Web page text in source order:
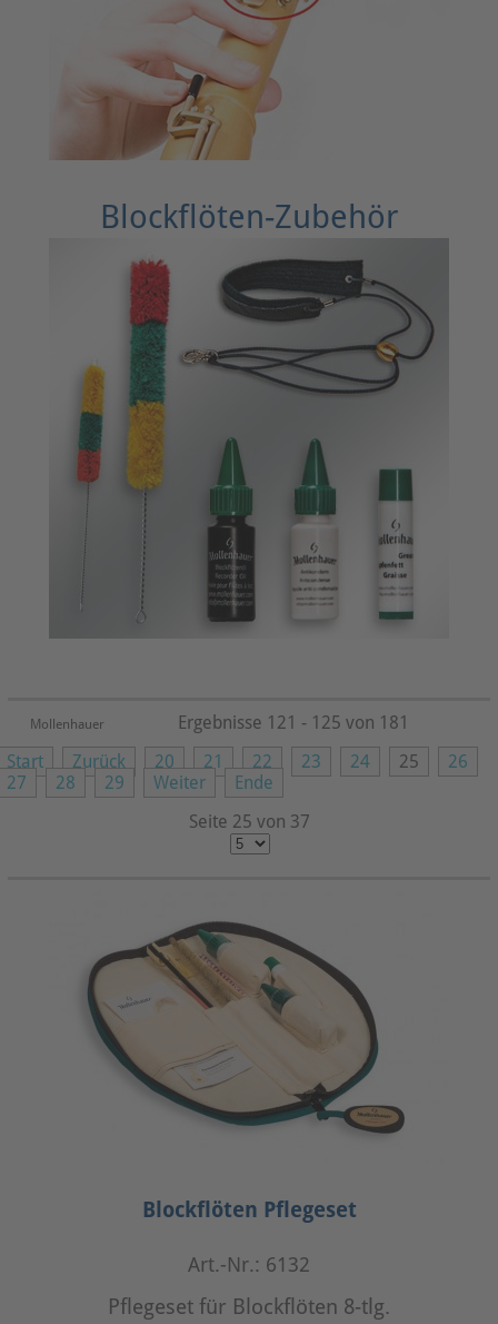
Blockflöten-Zubehör
Mollenhauer
Start Zurück 20 21 22 23 24 25
26
27
28 29 Weiter
Ende
Seite 25 von 37
Ergebnisse 121 - 125 von 181
Blockflöten Pflegeset
Art.-Nr.: 6132
Pflegeset für Blockflöten 8-tlg.